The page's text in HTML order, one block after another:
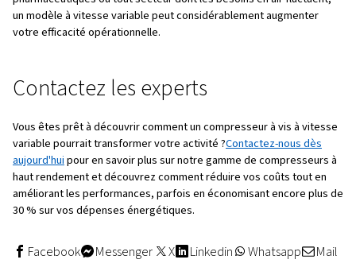
FAQ sur les compresseurs à
vitesse variable
Les compresseurs à vitesse
ils difficiles à entretenir ?
Pas nécessairement. Dans de nombreux cas, ils
problèmes d'usure par rapport aux modèles à vitesse
fonctionnent à des vitesses inférieures pendant la
niveaux d'huile et des courroies, restent les mêmes.